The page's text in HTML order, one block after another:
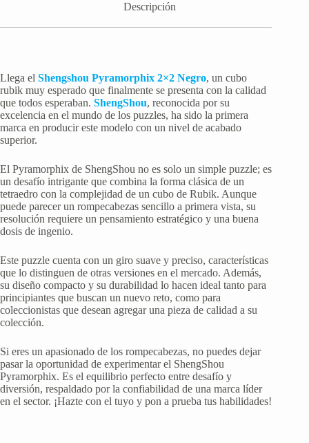
Descripción
Llega el Shengshou Pyramorphix 2×2 Negro, un cubo
rubik muy esperado que finalmente se presenta con la calidad
que todos esperaban. ShengShou, reconocida por su
excelencia en el mundo de los puzzles, ha sido la primera
marca en producir este modelo con un nivel de acabado
superior.
El Pyramorphix de ShengShou no es solo un simple puzzle; es
un desafío intrigante que combina la forma clásica de un
tetraedro con la complejidad de un cubo de Rubik. Aunque
puede parecer un rompecabezas sencillo a primera vista, su
resolución requiere un pensamiento estratégico y una buena
dosis de ingenio.
Este puzzle cuenta con un giro suave y preciso, características
que lo distinguen de otras versiones en el mercado. Además,
su diseño compacto y su durabilidad lo hacen ideal tanto para
principiantes que buscan un nuevo reto, como para
coleccionistas que desean agregar una pieza de calidad a su
colección.
Si eres un apasionado de los rompecabezas, no puedes dejar
pasar la oportunidad de experimentar el ShengShou
Pyramorphix. Es el equilibrio perfecto entre desafío y
diversión, respaldado por la confiabilidad de una marca líder
en el sector. ¡Hazte con el tuyo y pon a prueba tus habilidades!